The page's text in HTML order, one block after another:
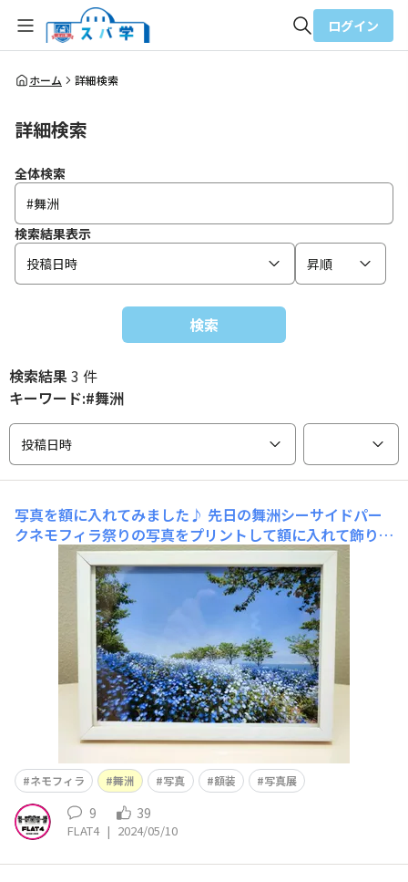
全体検索
ログイン
ホーム 詳細検索
詳細検索
全体検索
検索結果表示
投稿日時
昇順
検索
検索結果3 件
キーワード:#舞洲
投稿日時
写真を額に入れてみました♪ 先日の舞洲シーサイドパー
クネモフィラ祭りの写真をプリントして額に入れて飾りま
した。 写真のセレクトはカミさんです。当初私の中ではB
ESTは他の写真だったのですが、プリントしてみると構
図、色合いのバランスがいいなぁと自己再評価。 写真は
やっぱりプリントしないと、その良さがわからない
ネモフィラ 舞洲 写真 額装 写真展
9 39
FLAT4 | 2024/05/10